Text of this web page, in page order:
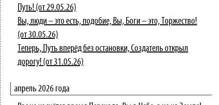
Путь! (от 29.05.26)
Вы, люди – это есть, подобие, Вы, Боги – это, Торжество!
(от 30.05.26)
Теперь, Путь вперёд без остановки, Создатель открыл
дорогу! (от 31.05.26)
апрель 2026 года